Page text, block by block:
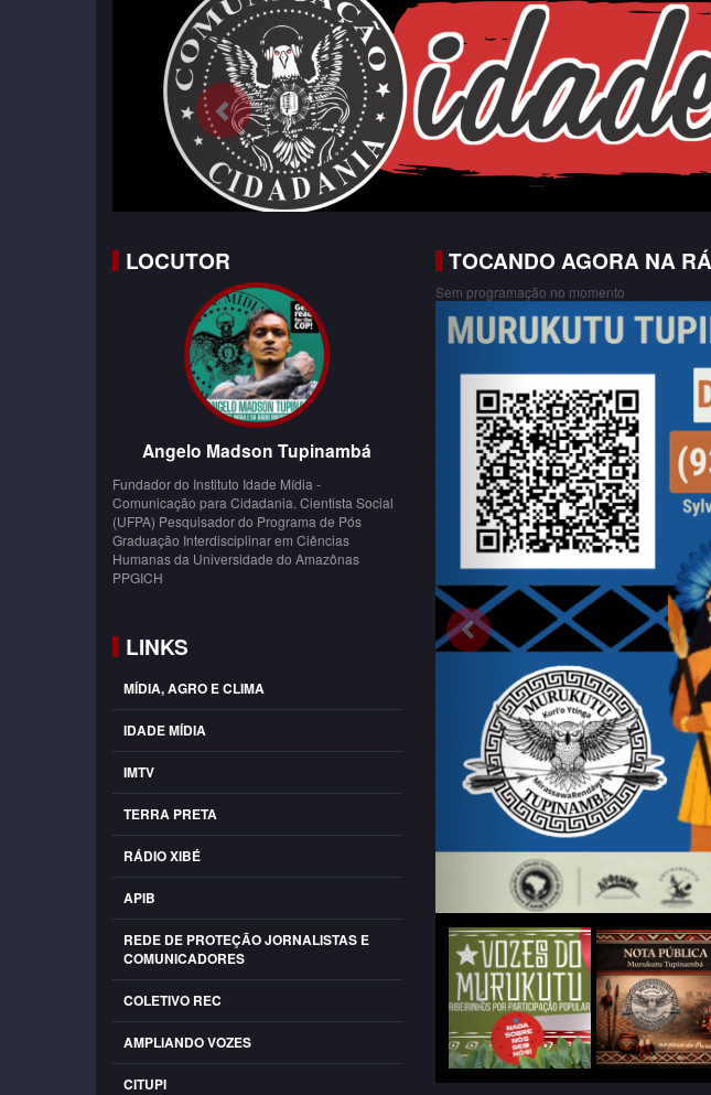
LOCUTOR
Angelo Madson Tupinambá
Fundador do Instituto Idade Mídia -
Comunicação para Cidadania. Cientista Social
(UFPA) Pesquisador do Programa de Pós
Graduação Interdisciplinar em Ciências
Humanas da Universidade do Amazônas
PPGICH
LINKS
MÍDIA, AGRO E CLIMA
IDADE MÍDIA
IMTV
TERRA PRETA
RÁDIO XIBÉ
APIB
REDE DE PROTEÇÃO JORNALISTAS E
COMUNICADORES
COLETIVO REC
AMPLIANDO VOZES
CITUPI
TOCANDO AGORA NA
Sem programação no momento